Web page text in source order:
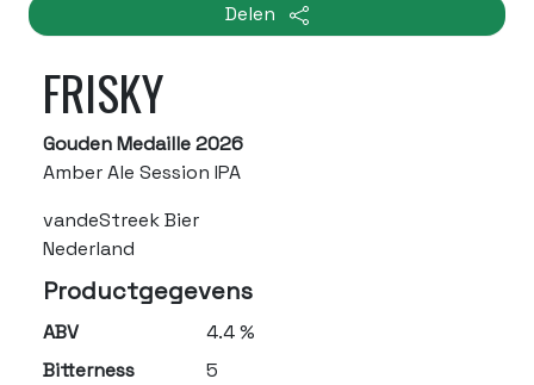
Delen
FRISKY
Gouden Medaille 2026
Amber Ale Session IPA
vandeStreek Bier
Nederland
Productgegevens
ABV
4.4 %
Bitterness
5